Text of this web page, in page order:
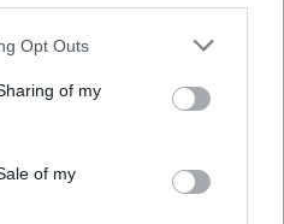
Opt Outs
of my
of my
články